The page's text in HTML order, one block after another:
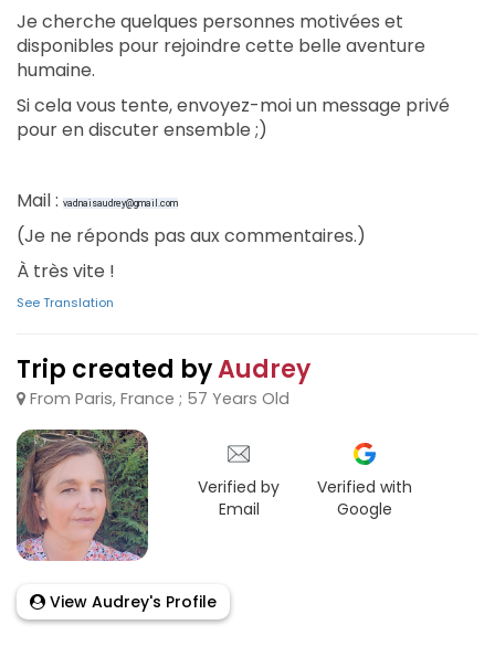
‎Je cherche quelques personnes motivées et
disponibles pour rejoindre cette belle aventure
humaine.
‎Si cela vous tente, envoyez-moi un message privé
pour en discuter ensemble ;)
‎Mail : vadnaisaudrey@gmail.com
‎(Je ne réponds pas aux commentaires.)
‎À très vite !
See Translation
Trip created byAudrey
From Paris, France ; 57 Years Old
Verified by
Email
Verified with
Google
View Audrey's Profile